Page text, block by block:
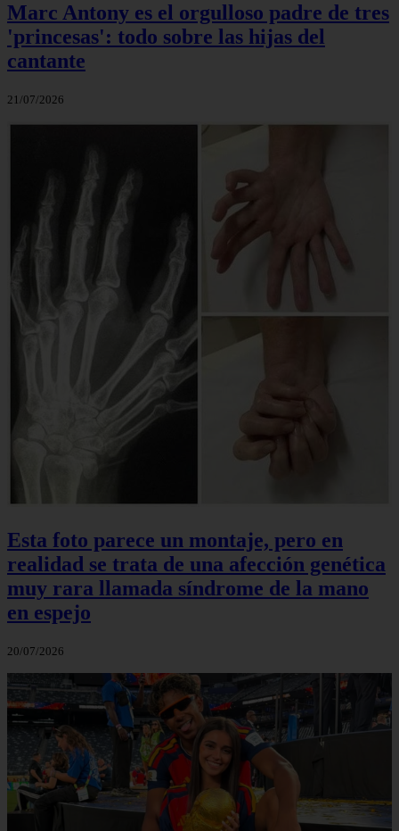
Marc Antony es el orgulloso padre de tres
'princesas': todo sobre las hijas del
cantante
21/07/2026
Esta foto parece un montaje, pero en
realidad se trata de una afección genética
muy rara llamada síndrome de la mano
en espejo
20/07/2026